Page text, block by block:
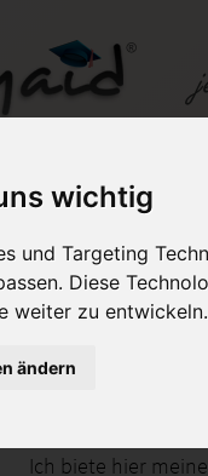
wichtig
und Targeting
Diese
weiter zu entwickeln.
ändern
A06
verkaufen
Ich biete hier